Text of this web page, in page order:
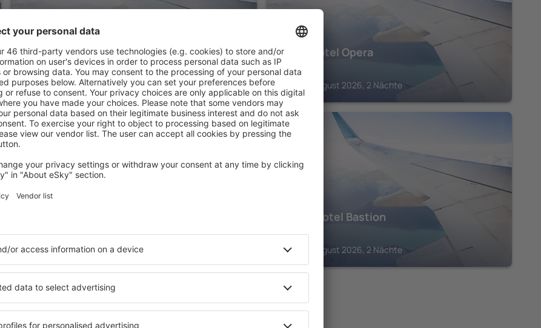
Scandic Byporten
465€
Oslo, 14 August 2026, 2 Nächte
Thon Hotel Opera
705
Oslo, 14 August 2026, 2 Nächte
OSLO
621€
Oslo, 14 August 2026, 2 Nächte
OSLO
Home Hotel Bastion
578€
Oslo, 14 August 2026, 2 Nächte